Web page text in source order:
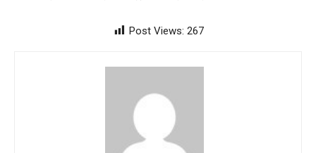
Post Views: 267